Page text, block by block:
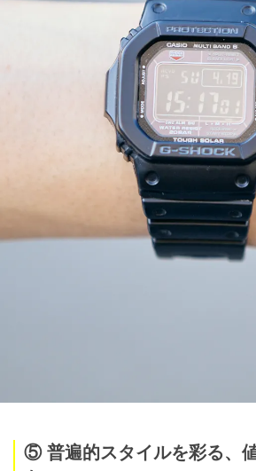
⑤ 普遍的スタイルを彩る、